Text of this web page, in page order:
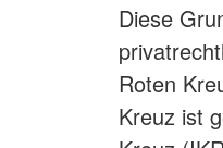
Diese
Roten
Kreuz ist